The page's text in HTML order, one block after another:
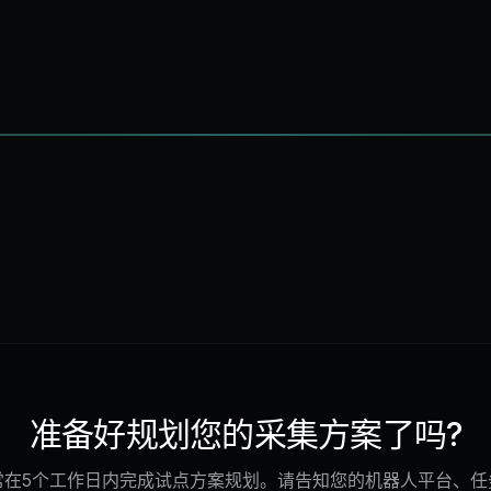
准备好规划您的采集方案了吗?
5个工作日内完成试点方案规划。请告知您的机器人平台、